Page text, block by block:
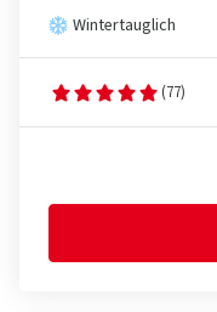
Wintertauglich
(77)